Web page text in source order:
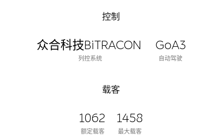
控制
众合科技BiTRACON
列控系统
GoA3
自动驾驶
载客
1062
额定载客
1458
最大载客